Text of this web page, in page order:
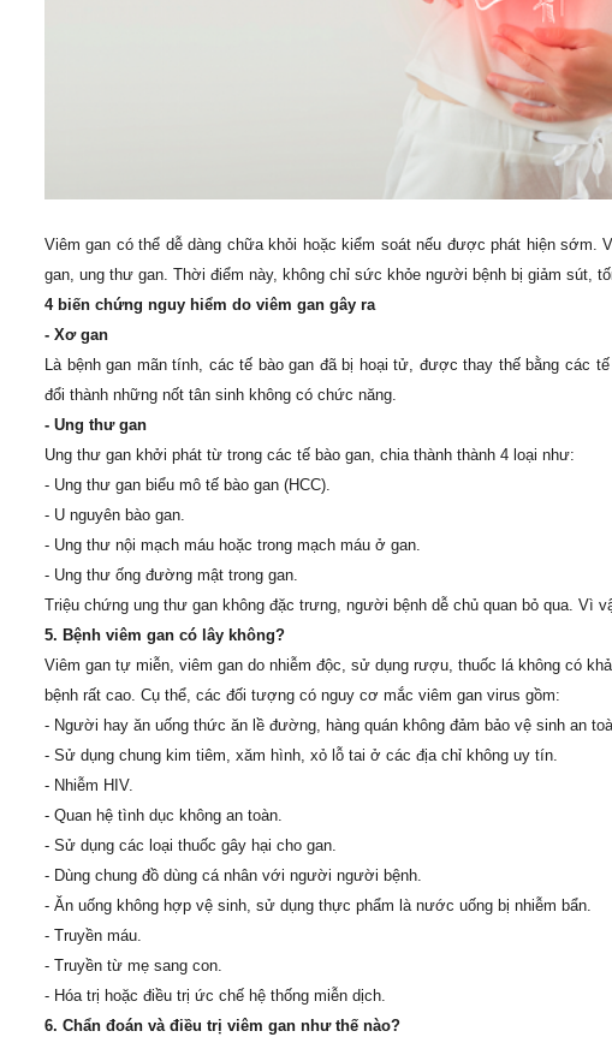
Viêm gan có thể dễ dàng chữa khỏi hoặc kiểm soát nếu được phát hiện
gan, ung thư gan. Thời điểm này, không chỉ sức khỏe người bệnh bị giảm sút,
4biến chứng nguy hiểm do viêm gan gây ra
- Xơ gan
Là bệnh gan mãn tính, các tế bào gan đã bị hoại tử, được thay thế bằng các
đổi thành những nốt tân sinh không có chức năng.
- Ung thư gan
Ung thư gan khởi phát từ trong các tế bào gan, chia thành thành 4 loại như:
- Ung thư gan biểu mô tế bào gan (HCC).
- U nguyên bào gan.
- Ung thư nội mạch máu hoặc trong mạch máu ở gan.
- Ung thư ống đường mật trong gan.
Triệu chứng ung thư gan không đặc trưng, người bệnh dễ chủ quan bỏ qua. Vì
5. Bệnh viêm gan có lây không?
Viêm gan tự miễn, viêm gan do nhiễm độc, sử dụng rượu, thuốc lá không có
bệnh rất cao. Cụ thể, các đối tượng có nguy cơ mắc viêm gan virus gồm:
- Người hay ăn uống thức ăn lề đường, hàng quán không đảm bảo vệ sinh an
- Sử dụng chung kim tiêm, xăm hình, xỏ lỗ tai ở các địa chỉ không uy tín.
- Nhiễm HIV.
- Quan hệ tình dục không an toàn.
- Sử dụng các loại thuốc gây hại cho gan.
- Dùng chung đồ dùng cá nhân với người người bệnh.
- Ăn uống không hợp vệ sinh, sử dụng thực phẩm là nước uống bị nhiễm bẩn.
- Truyền máu.
- Truyền từ mẹ sang con.
- Hóa trị hoặc điều trị ức chế hệ thống miễn dịch.
6. Chẩn đoán và điều trị viêm gan như thế nào?